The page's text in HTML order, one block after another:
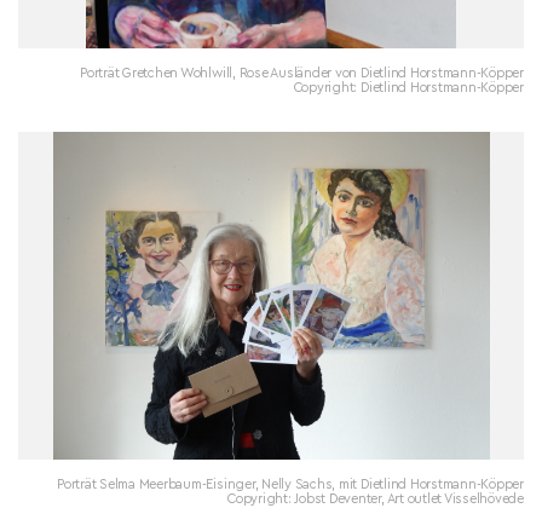
Porträt Gretchen Wohlwill, Rose Ausländer von Dietlind Horstmann-Köpper
Copyright: Dietlind Horstmann-Köpper
Porträt Selma Meerbaum-Eisinger, Nelly Sachs, mit Dietlind Horstmann-Köpper
Copyright: Jobst Deventer, Art outlet Visselhövede